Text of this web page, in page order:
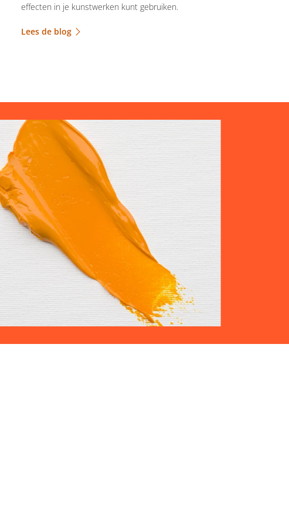
effecten in je kunstwerken kunt gebruiken.
Lees de blog